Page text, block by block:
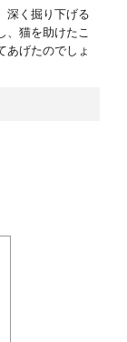
深く掘り下げる
、猫を助けたこ
あげたのでしょ